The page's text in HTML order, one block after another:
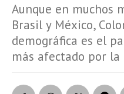
Aunque en muchos
Brasil y México,
demográfica es el
más afectado por la